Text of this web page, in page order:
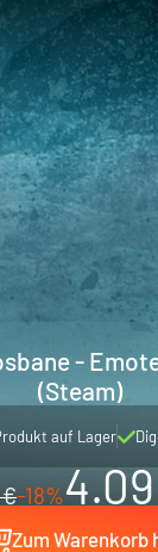
-
(Steam)
auf Lager
-18%
Zum Warenkorb